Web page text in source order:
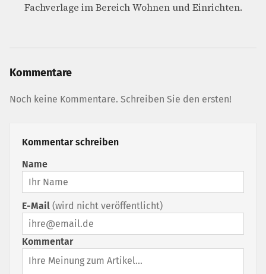
Fachverlage im Bereich Wohnen und Einrichten.
Kommentare
Noch keine Kommentare. Schreiben Sie den ersten!
Kommentar schreiben
Name
E-Mail (wird nicht veröffentlicht)
Kommentar